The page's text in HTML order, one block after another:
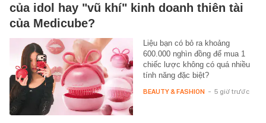
của idol hay "vũ khí" kinh doanh thiên tài
của Medicube?
Liệu bạn có bỏ ra khoảng
600.000 nghìn đồng để mua 1
chiếc lược không có quá nhiều
tính năng đặc biệt?
BEAUTY & FASHION - 5 giờ trước